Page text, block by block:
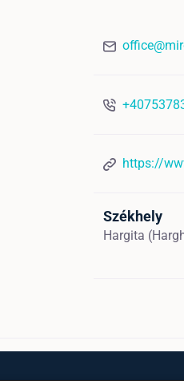
https://
Székhely
Hargita